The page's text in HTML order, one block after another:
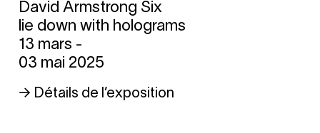
David Armstrong Six
lie down with holograms
13 mars -
03 mai 2025
→ Détails de l’exposition